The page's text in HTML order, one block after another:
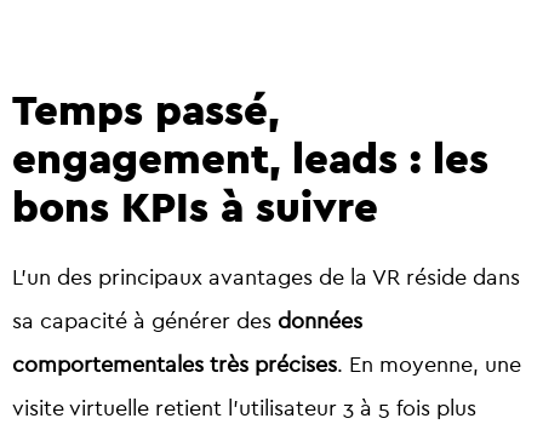
Temps passé,
engagement, leads : les
bons KPIs à suivre
L’un des principaux avantages de la VR réside dans
sa capacité à générer des données
comportementales très précises. En moyenne, une
visite virtuelle retient l’utilisateur 3 à 5 fois plus